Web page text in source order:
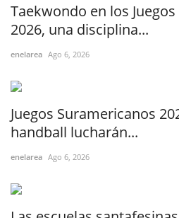
Taekwondo en los
2026, una disciplina...
enelarea Ago 6, 2026
Juegos Suramericanos
handball lucharán...
enelarea Ago 6, 2026